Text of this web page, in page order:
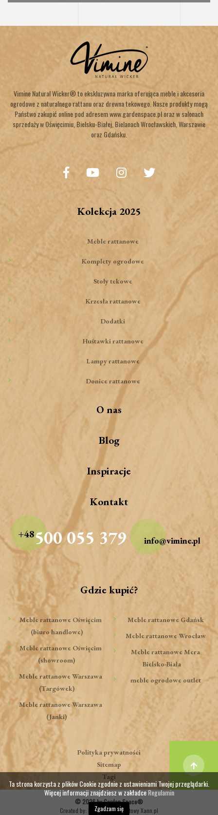
Vimine Natural Wicker® to ekskluzywna marka oferująca meble i akcesoria
ogrodowe z naturalnego rattanu oraz drewna tekowego. Nasze produkty mogą
Państwo zakupić online pod adresem www.gardenspace.pl oraz w salonach
sprzedaży w Oświęcimiu, Bielsku-Białej, Bielanach Wrocławskich, Warszawie
oraz Gdańsku.
Kolekcja 2025
Meble rattanowe
Komplety ogrodowe
Stoły tekowe
Krzesła rattanowe
Dodatki
Huśtawki rattanowe
Lampy rattanowe
Donice rattanowe
O nas
Blog
Inspiracje
Kontakt
+48500 055 379 info@vimine.pl
Gdzie kupić?
Meble rattanowe Oświęcim
(biuro handlowe)
Meble rattanowe Oświęcim
(showroom)
Meble rattanowe Warszawa
(Targówek)
Meble rattanowe Warszawa
(Janki)
Meble rattanowe Gdańsk
Meble rattanowe Wrocław
Meble rattanowe Mera
Bielsko-Biała
meble ogrodowe outlet
Polityka prywatności
Sitemap
Tagi
© 2026 by Garden Space®
Created by:
Marketing internetowy Xann.pl
Ta strona korzysta z plików Cookie zgodnie z ustawieniami Twojej przeglądarki.
Więcej informacji znajdziesz w zakładceRegulamin
Zgadzam się